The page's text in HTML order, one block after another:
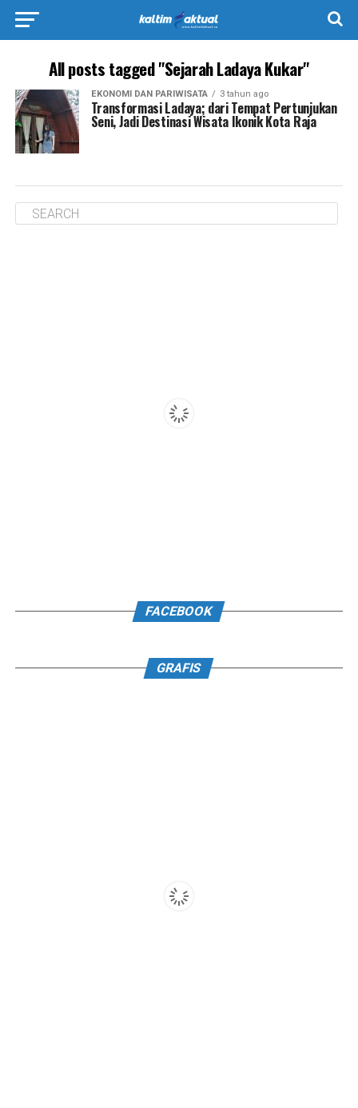
All posts tagged "Sejarah Ladaya Kukar"
EKONOMI DAN PARIWISATA 3 tahun ago
Transformasi Ladaya; dari Tempat Pertunjukan
Seni, Jadi Destinasi Wisata Ikonik Kota Raja
FACEBOOK
GRAFIS